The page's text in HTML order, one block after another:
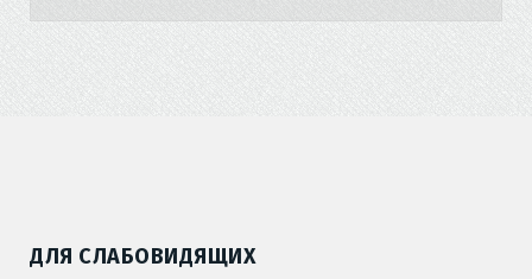
ДЛЯ СЛАБОВИДЯЩИХ